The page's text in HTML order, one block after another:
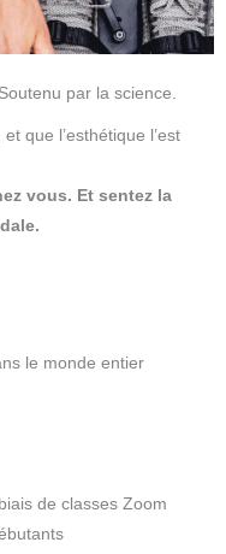
par la science.
que l’esthétique l’est
vous. Et sentez la
le monde entier
de classes Zoom